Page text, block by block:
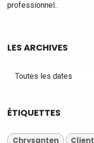
professionnel..
LES ARCHIVES
ÉTIQUETTES
Chrysanten Client